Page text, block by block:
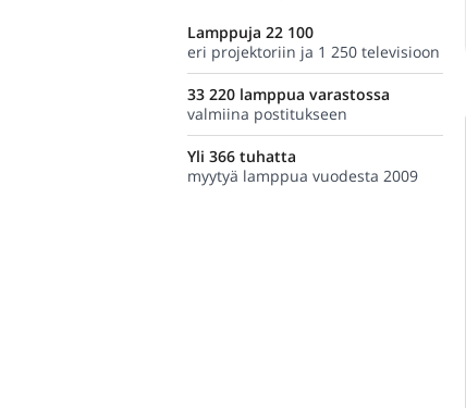
Lamppuja 22 100
eri projektoriin ja 1 250 televisioon
33 220 lamppua varastossa
valmiina postitukseen
Yli 366 tuhatta
myytyä lamppua vuodesta 2009